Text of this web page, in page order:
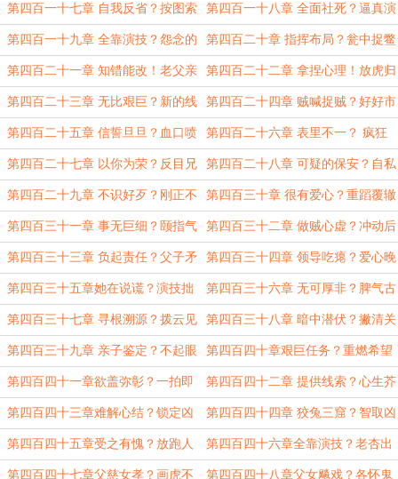
建 命。
第四百一十七章 自我反省？按图索
骥
第四百一十八章 全面社死？逼真演
技
第四百一十九章 全靠演技？怨念的
老父亲
第四百二十章 指挥布局？瓮中捉鳖
第四百二十一章 知错能改！老父亲
的郁闷
第四百二十二章 拿捏心理！放虎归
山
第四百二十三章 无比艰巨？新的线
索
第四百二十四章 贼喊捉贼？好好市
民
第四百二十五章 信誓旦旦？血口喷
人
第四百二十六章 表里不一？ 疯狂
试探
第四百二十七章 以你为荣？反目兄
弟
第四百二十八章 可疑的保安？自私
自利
第四百二十九章 不识好歹？刚正不
阿
第四百三十章 很有爱心？重蹈覆辙
第四百三十一章 事无巨细？颐指气
使
第四百三十二章 做贼心虚？冲动后
果
第四百三十三章 负起责任？父子矛
盾
第四百三十四章 领导吃瘪？爱心晚
餐
第四百三十五章她在说谎？演技拙
劣
第四百三十六章 无可厚非？脾气古
怪
第四百三十七章 寻根溯源？拨云见
日
第四百三十八章 暗中潜伏？撇清关
系
第四百三十九章 亲子鉴定？不起眼
的小动作
第四百四十章艰巨任务？重燃希望
第四百四十一章欲盖弥彰？一拍即
合
第四百四十二章 提供线索？心生芥
蒂
第四百四十三章难解心结？锁定凶
手
第四百四十四章 狡兔三窟？智取凶
犯
第四百四十五章受之有愧？放跑人
渣
第四百四十六章全靠演技？老杏出
墙
第四百四十七章父慈女孝？画虎不 第四百四十八章父女飚戏？各怀鬼